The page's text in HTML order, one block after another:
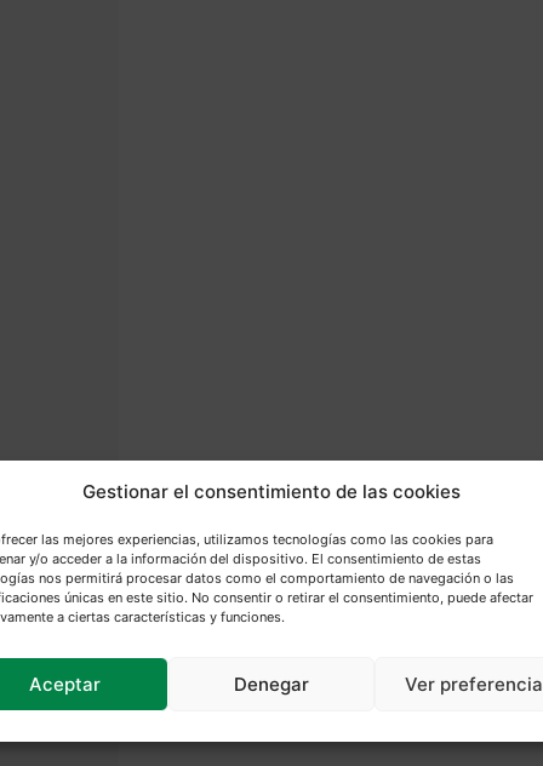
Gestionar el consentimiento de las cookies
las mejores experiencias, utilizamos tecnologías como las cookies para
y/o acceder a la información del dispositivo. El consentimiento de estas
nos permitirá procesar datos como el comportamiento de navegación o las
únicas en este sitio. No consentir o retirar el consentimiento, puede afectar
a ciertas características y funciones.
Aceptar Denegar Ver